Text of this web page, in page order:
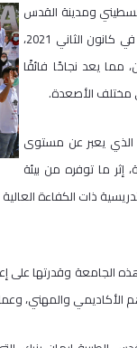
ومدينة القدس
نسبة نجاح بلغت 100% في امتحان المزاولة الإسرائيلي الذي عقد في كانون الثاني 2021،
المتقدمين، مما يعد نجاحًا فائقًا
مختلف الأصعدة.
الذي يعبر عن مستوى
ما توفره من بيئة
ذات الكفاءة
وقدرتها على
الأكاديمي والمهني،